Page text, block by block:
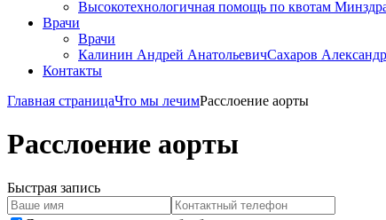
Высокотехнологичная помощь по квотам
Врачи
Врачи
Калинин Андрей АнатольевичСахаров
Контакты
Главная страницаЧто мы лечимРасслоение аорты
Расслоение аорты
Быстрая запись